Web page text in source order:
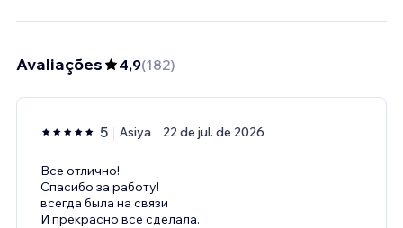
Avaliações 4,9(182)
5 Asiya 22 de jul. de 2026
Все отлично!
Спасибо за работу!
всегда была на связи
И прекрасно все сделала.